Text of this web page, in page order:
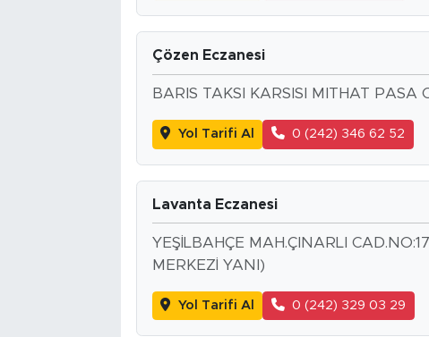
Çözen Eczanesi
BARIS TAKSI KARSISI MITHAT PASA
Yol Tarifi Al 0 (242) 346 62 52
Lavanta Eczanesi
YEŞİLBAHÇE MAH.ÇINARLI
MERKEZİ YANI)
Yol Tarifi Al 0 (242) 329 03 29